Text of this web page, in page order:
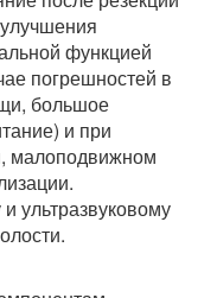
функцией
погрешностей в
большое
и при
малоподвижном
ультразвуковому